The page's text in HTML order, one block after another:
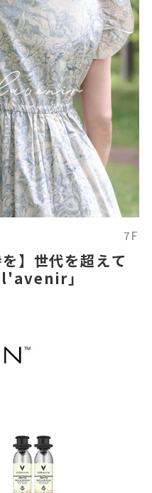
7F
】世代を超えて
」